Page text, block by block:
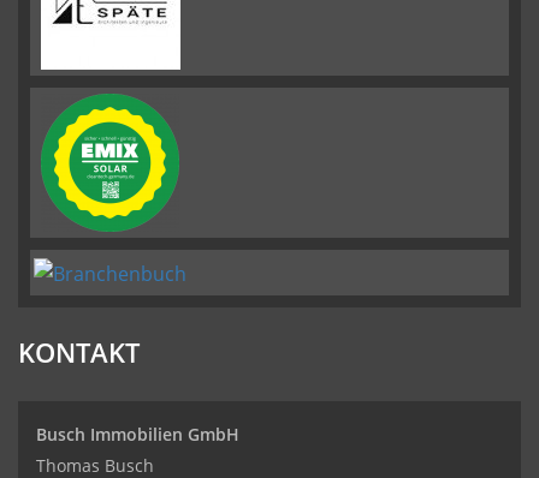
KONTAKT
Busch Immobilien GmbH
Thomas Busch